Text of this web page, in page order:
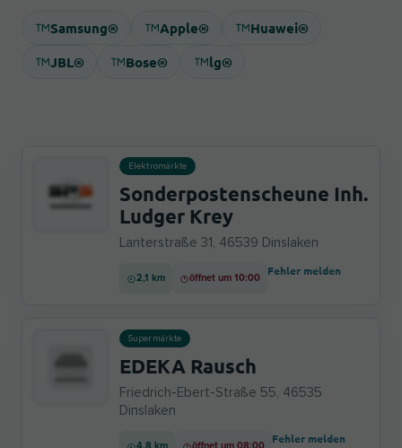
Samsung® Apple®
Huawei®
JBL®
Bose® lg®
Elektromärkte
Sonderpostenscheune Inh.
Ludger Krey
Lanterstraße 31, 46539 Dinslaken
2,1 km öffnet um 10:00
Fehler melden
Supermärkte
EDEKA Rausch
Friedrich-Ebert-Straße 55, 46535
Dinslaken
Fehler melden